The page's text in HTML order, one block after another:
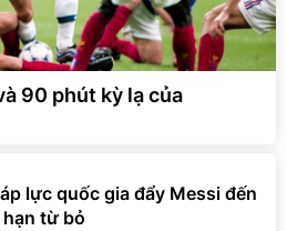
90 phút kỳ lạ của
lực quốc gia đẩy Messi đến
từ bỏ